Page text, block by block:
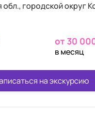
городской округ
от 30
в месяц
на экскурсию